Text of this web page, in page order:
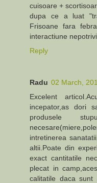
cuisoare +
dupa ce a luat
Frisoane fara
interactiune
Reply
Radu 02 March,
Excelent
incepator,as dori
produsele
intretinerea
altii.Poate din
exact cantitatile
plecat in
calitatile daca sunt